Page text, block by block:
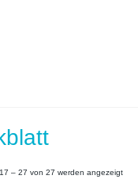
– 27 von 27 werden angezeigtNach